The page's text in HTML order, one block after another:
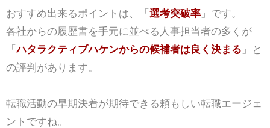
おすすめ出来るポイントは、「 選考突破率」です。
各社からの履歴書を手元に並べる人事担当者の多くが
「ハタラクティブハケンからの候補者は良く決まる 」と
の評判があります。
転職活動の早期決着が期待できる頼もしい転職エージェ
ントですね。